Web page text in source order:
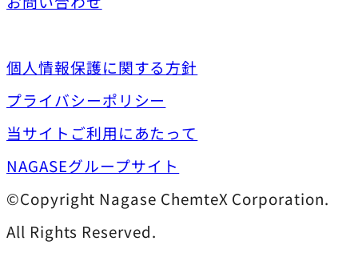
個人情報保護に関する方針
プライバシーポリシー
当サイトご利用にあたって
NAGASEグループサイト
©Copyright Nagase ChemteX Corporation.
All Rights Reserved.